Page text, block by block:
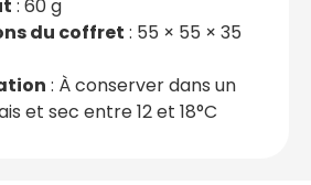
: 60 g
du coffret : 55 × 55 × 35
: À conserver dans un
et sec entre 12 et 18°C